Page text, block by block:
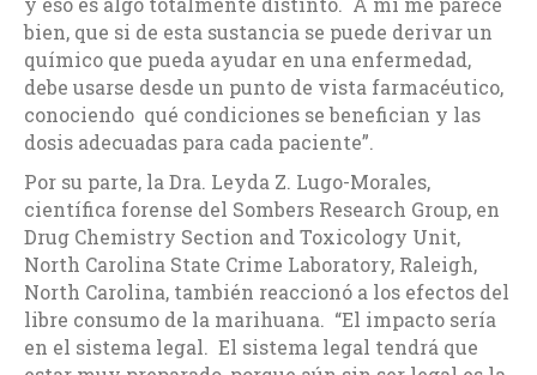
bien, que si de esta sustancia se puede derivar un
químico que pueda ayudar en una enfermedad,
debe usarse desde un punto de vista farmacéutico,
conociendo qué condiciones se benefician y las
dosis adecuadas para cada paciente”.
Por su parte, la Dra. Leyda Z. Lugo-Morales,
científica forense del Sombers Research Group, en
Drug Chemistry Section and Toxicology Unit,
North Carolina State Crime Laboratory, Raleigh,
North Carolina, también reaccionó a los efectos del
libre consumo de la marihuana. “El impacto sería
en el sistema legal. El sistema legal tendrá que